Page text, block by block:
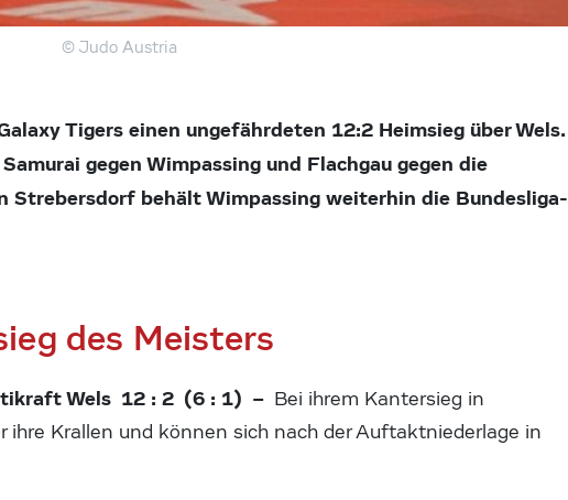
© Judo Austria
Tigers einen ungefährdeten 12:2 Heimsieg über Wels.
gegen Wimpassing und Flachgau gegen die
Strebersdorf behält Wimpassing weiterhin die Bundesliga-
des Meisters
Wels 12 : 2 (6 : 1) – Bei ihrem Kantersieg in
ihre Krallen und können sich nach der Auftaktniederlage in